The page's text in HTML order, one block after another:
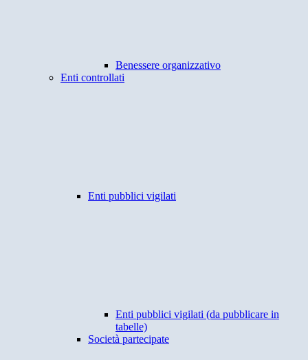
Benessere organizzativo
Enti controllati
Enti pubblici vigilati
Enti pubblici vigilati (da pubblicare in
tabelle)
Società partecipate